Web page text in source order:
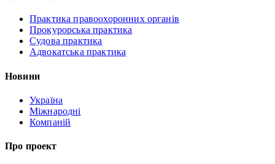
Практика правоохоронних органів
Прокурорська практика
Судова практика
Адвокатська практика
Новини
Україна
Міжнародні
Компаній
Про проект